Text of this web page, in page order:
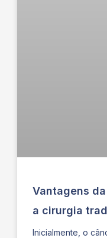
Vantagens
a cirurgia
Inicialmente, o